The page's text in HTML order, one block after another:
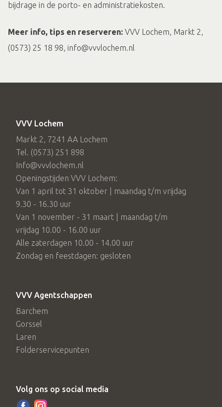
bijdrage in de porto- en administratiekosten.
Meer info, tips en reserveren: VVV Lochem, Markt 2,
(0573) 25 18 98, info@vvvlochem.nl
VVV Lochem
Markt 2, 7241 AA Lochem
Tel. (0573) 251 898
Info@vvvlochem.nl
Openingstijden VVV Lochem:
Van 1 april tot 31 oktober | maandag t/m vrijdag
9.30 - 16.30 uur
Van 1 november - 31 maart | maandag t/m
vrijdag 10.00 - 16.00 uur
Alle zaterdagen 10.00 - 14.00 uur
Zondag en feestdagen: gesloten
VVV Agentschappen
Barchem
Gorssel
Laren
Folderservicepunten
Volg ons op social media